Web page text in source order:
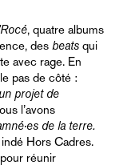
, quatre albums
des beats qui
avec rage. En
pas de côté :
projet de
l’avons
de la terre.
Hors Cadres.
réunir